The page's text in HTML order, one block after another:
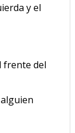
y el
frente del